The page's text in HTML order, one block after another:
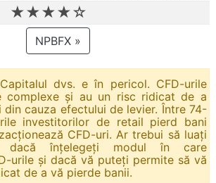
★★★★☆
NPBFX »
dvs. e în pericol. CFD-urile
complexe și au un risc ridicat de a
din cauza efectului de levier. Între 74-
investitorilor de retail pierd bani
CFD-uri. Ar trebui să luați
dacă înțelegeți modul în care
urile și dacă vă puteți permite să vă
de a vă pierde banii.